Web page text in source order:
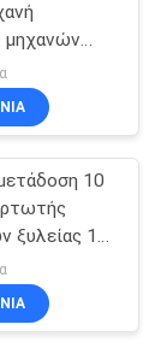
μηχανών
10
ξυλείας 12